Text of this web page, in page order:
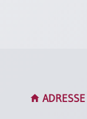
ADRESSE